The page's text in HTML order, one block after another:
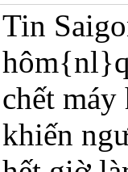
Tin
chết
khiến